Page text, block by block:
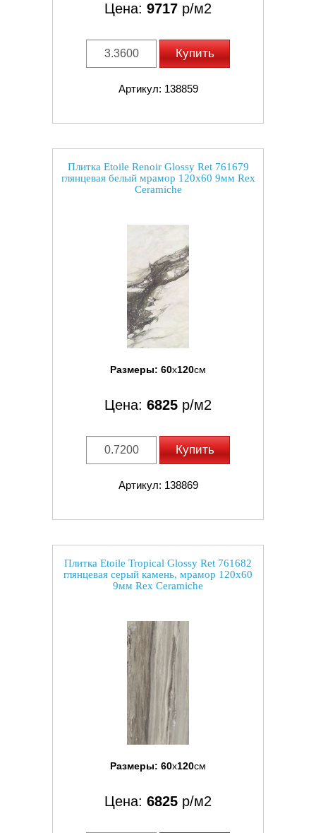
Цена: 9717 р/м2
Купить
Артикул: 138859
Плитка Etoile Renoir Glossy Ret 761679
глянцевая белый мрамор 120x60 9мм Rex
Ceramiche
Размеры: 60x120см
Цена: 6825 р/м2
Купить
Артикул: 138869
Плитка Etoile Tropical Glossy Ret 761682
глянцевая серый камень, мрамор 120x60
9мм Rex Ceramiche
Размеры: 60x120см
Цена: 6825 р/м2